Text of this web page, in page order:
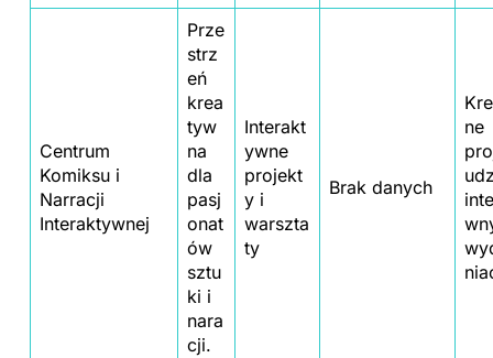
Centrum
Komiksu i
Narracji
Interaktywnej
Prze
strz
eń
krea
tyw
na
dla
pasj
onat
ów
sztu
ki i
nara
cji.
Interakt
ywne
projekt
y i
warszta
ty
Brak danych
ne